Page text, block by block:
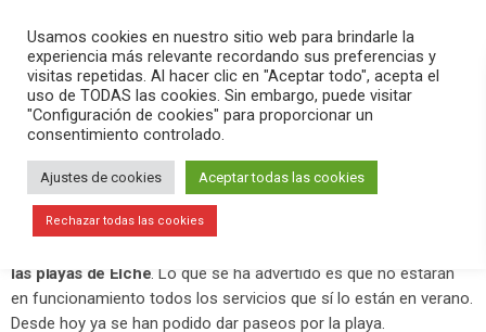
search menu pause PLAY
mayo 29, 2020
Desde el lunes se permite el baño en
las playas de Elche
En el programaVersión Radio
las playas de Elche . Lo que se ha advertido es que no estarán
en funcionamiento todos los servicios que sí lo están en verano.
Desde hoy ya se han podido dar paseos por la playa.
Usamos cookies en nuestro sitio web para brindarle la
experiencia más relevante recordando sus preferencias y
visitas repetidas. Al hacer clic en "Aceptar todo", acepta el
uso de TODAS las cookies. Sin embargo, puede visitar
"Configuración de cookies" para proporcionar un
consentimiento controlado.
Ajustes de cookies Aceptar todas las cookies
Rechazar todas las cookies